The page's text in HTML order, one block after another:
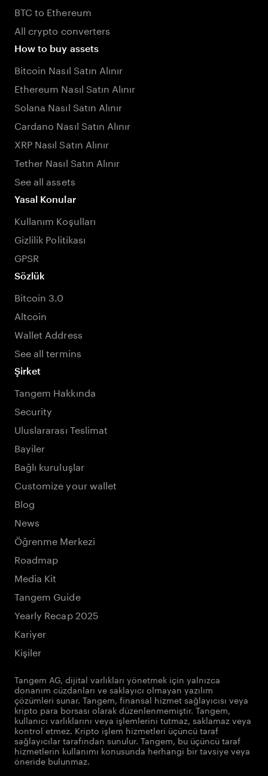
BTC to Ethereum
All crypto converters
How to buy assets
Bitcoin Nasıl Satın Alınır
Ethereum Nasıl Satın Alınır
Solana Nasıl Satın Alınır
Cardano Nasıl Satın Alınır
XRP Nasıl Satın Alınır
Tether Nasıl Satın Alınır
See all assets
Yasal Konular
Kullanım Koşulları
Gizlilik Politikası
GPSR
Sözlük
Bitcoin 3.0
Altcoin
Wallet Address
See all termins
Şirket
Tangem Hakkında
Security
Uluslararası Teslimat
Bayiler
Bağlı kuruluşlar
Customize your wallet
Blog
News
Öğrenme Merkezi
Roadmap
Media Kit
Tangem Guide
Yearly Recap 2025
Kariyer
Kişiler
Tangem AG, dijital varlıkları yönetmek için yalnızca
donanım cüzdanları ve saklayıcı olmayan yazılım
çözümleri sunar. Tangem, finansal hizmet sağlayıcısı veya
kripto para borsası olarak düzenlenmemiştir. Tangem,
kullanıcı varlıklarını veya işlemlerini tutmaz, saklamaz veya
kontrol etmez. Kripto işlem hizmetleri üçüncü taraf
sağlayıcılar tarafından sunulur. Tangem, bu üçüncü taraf
hizmetlerin kullanımı konusunda herhangi bir tavsiye veya
öneride bulunmaz.